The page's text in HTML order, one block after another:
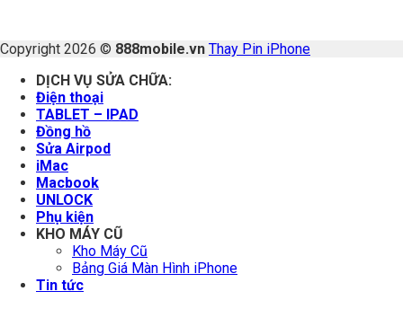
Copyright 2026 © 888mobile.vn Thay Pin iPhone
DỊCH VỤ SỬA CHỮA:
Điện thoại
TABLET – IPAD
Đồng hồ
Sửa Airpod
iMac
Macbook
UNLOCK
Phụ kiện
KHO MÁY CŨ
Kho Máy Cũ
Bảng Giá Màn Hình iPhone
Tin tức